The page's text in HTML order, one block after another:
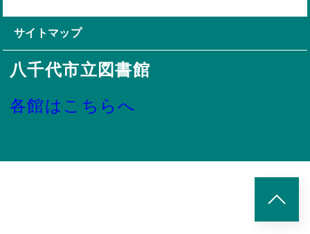
サイトマップ
八千代市立図書館
各館はこちらへ